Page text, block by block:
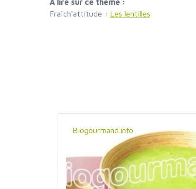
A lire sur ce thème :
Fraîch'attitude : Les lentilles
Biogourmand.info